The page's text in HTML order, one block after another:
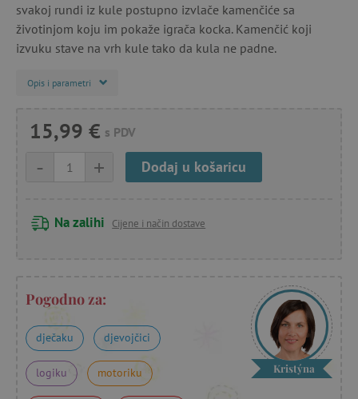
svakoj rundi iz kule postupno izvlače kamenčiće sa
životinjom koju im pokaže igrača kocka. Kamenčić koji
izvuku stave na vrh kule tako da kula ne padne.
Opis i parametri
15,99 € s PDV
+
- Dodaj u košaricu
Na zalihi Cijene i način dostave
Pogodno za:
dječaku djevojčici
logiku motoriku Kristýna